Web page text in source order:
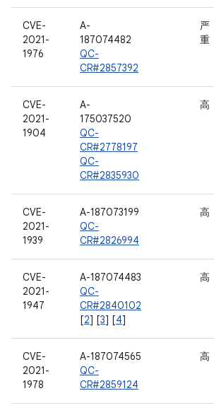
CVE-
2021-
1976
A-
187074482
QC-
CR#2857392
严
重
CVE-
2021-
1904
A-
175037520
QC-
CR#2778197
QC-
CR#2835930
高
CVE-
2021-
1939
A-187073199
QC-
CR#2826994
高
CVE-
2021-
1947
A-187074483
QC-
CR#2840102
[2] [3] [4]
高
CVE-
2021-
1978
A-187074565
QC-
CR#2859124
高